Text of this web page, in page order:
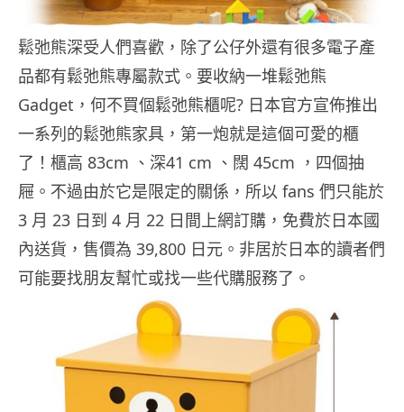
鬆弛熊深受人們喜歡，除了公仔外還有很多電子產
品都有鬆弛熊專屬款式。要收納一堆鬆弛熊
Gadget，何不買個鬆弛熊櫃呢? 日本官方宣佈推出
一系列的鬆弛熊家具，第一炮就是這個可愛的櫃
了！櫃高 83cm 、深41 cm 、闊 45cm ，四個抽
屜。不過由於它是限定的關係，所以 fans 們只能於
3 月 23 日到 4 月 22 日間上網訂購，免費於日本國
內送貨，售價為 39,800 日元。非居於日本的讀者們
可能要找朋友幫忙或找一些代購服務了。